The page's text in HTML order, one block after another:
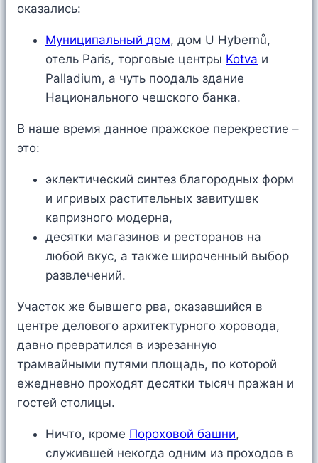
оказались:
Муниципальный дом, дом U Hybernů,
отель Paris, торговые центры Kotva и
Palladium, а чуть поодаль здание
Национального чешского банка.
В наше время данное пражское перекрестие –
это:
эклектический синтез благородных форм
и игривых растительных завитушек
капризного модерна,
десятки магазинов и ресторанов на
любой вкус, а также широченный выбор
развлечений.
Участок же бывшего рва, оказавшийся в
центре делового архитектурного хоровода,
давно превратился в изрезанную
трамвайными путями площадь, по которой
ежедневно проходят десятки тысяч пражан и
гостей столицы.
Ничто, кроме Пороховой башни,
служившей некогда одним из проходов в